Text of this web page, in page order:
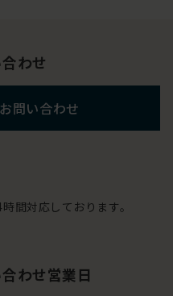
わせ
問い合わせ
間対応しております。
わせ営業日